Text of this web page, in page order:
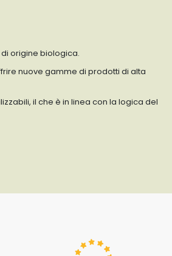
di origine biologica.
nuove gamme di prodotti di alta
il che è in linea con la logica del